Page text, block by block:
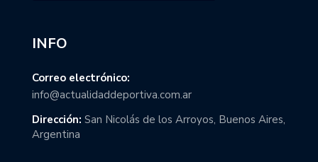
INFO
Correo electrónico:
info@actualidaddeportiva.com.ar
Dirección: San Nicolás de los Arroyos, Buenos Aires,
Argentina